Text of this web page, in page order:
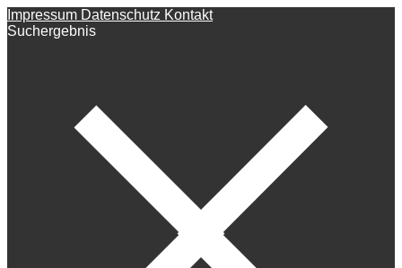
Impressum Datenschutz Kontakt
Suchergebnis